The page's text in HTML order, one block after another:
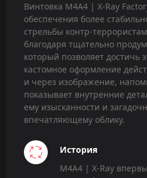
Винтовка M4A4 | X-Ray
обеспечения более
стрельбы контр-
благодаря тщательно
который позволяет достичь
кастомное оформление
и через изображение,
показывает внутренние
ему изысканности и
впечатляющему облику.
История
M4A4 | X-Ray